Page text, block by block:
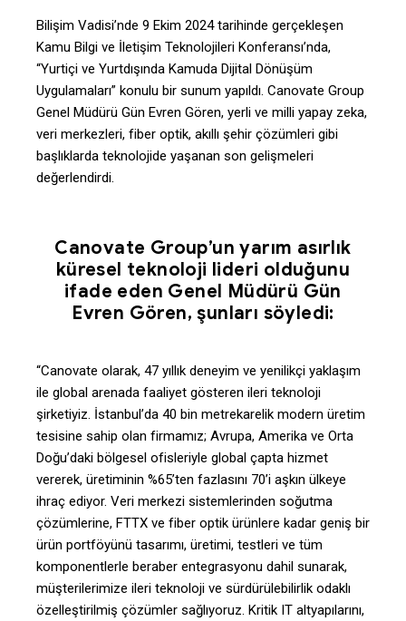
Bilişim Vadisi’nde 9 Ekim 2024 tarihinde gerçekleşen
Kamu Bilgi ve İletişim Teknolojileri Konferansı’nda,
“Yurtiçi ve Yurtdışında Kamuda Dijital Dönüşüm
Uygulamaları” konulu bir sunum yapıldı. Canovate Group
Genel Müdürü Gün Evren Gören, yerli ve milli yapay zeka,
veri merkezleri, fiber optik, akıllı şehir çözümleri gibi
başlıklarda teknolojide yaşanan son gelişmeleri
değerlendirdi.
Canovate Group’un yarım asırlık
küresel teknoloji lideri olduğunu
ifade eden Genel Müdürü Gün
Evren Gören, şunları söyledi:
“Canovate olarak, 47 yıllık deneyim ve yenilikçi yaklaşım
ile global arenada faaliyet gösteren ileri teknoloji
şirketiyiz. İstanbul’da 40 bin metrekarelik modern üretim
tesisine sahip olan firmamız; Avrupa, Amerika ve Orta
Doğu’daki bölgesel ofisleriyle global çapta hizmet
vererek, üretiminin %65’ten fazlasını 70’i aşkın ülkeye
ihraç ediyor. Veri merkezi sistemlerinden soğutma
çözümlerine, FTTX ve fiber optik ürünlere kadar geniş bir
ürün portföyünü tasarımı, üretimi, testleri ve tüm
komponentlerle beraber entegrasyonu dahil sunarak,
müşterilerimize ileri teknoloji ve sürdürülebilirlik odaklı
özelleştirilmiş çözümler sağlıyoruz. Kritik IT altyapılarını,